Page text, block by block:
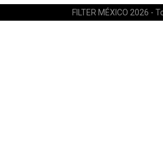
FILTER MÉXICO 2026 -